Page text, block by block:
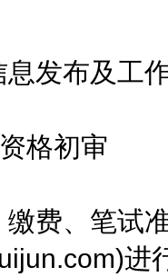
发布及工
格初审
、笔试准
进